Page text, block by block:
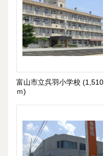
富山市立呉羽小学校 (1,510
ｍ)